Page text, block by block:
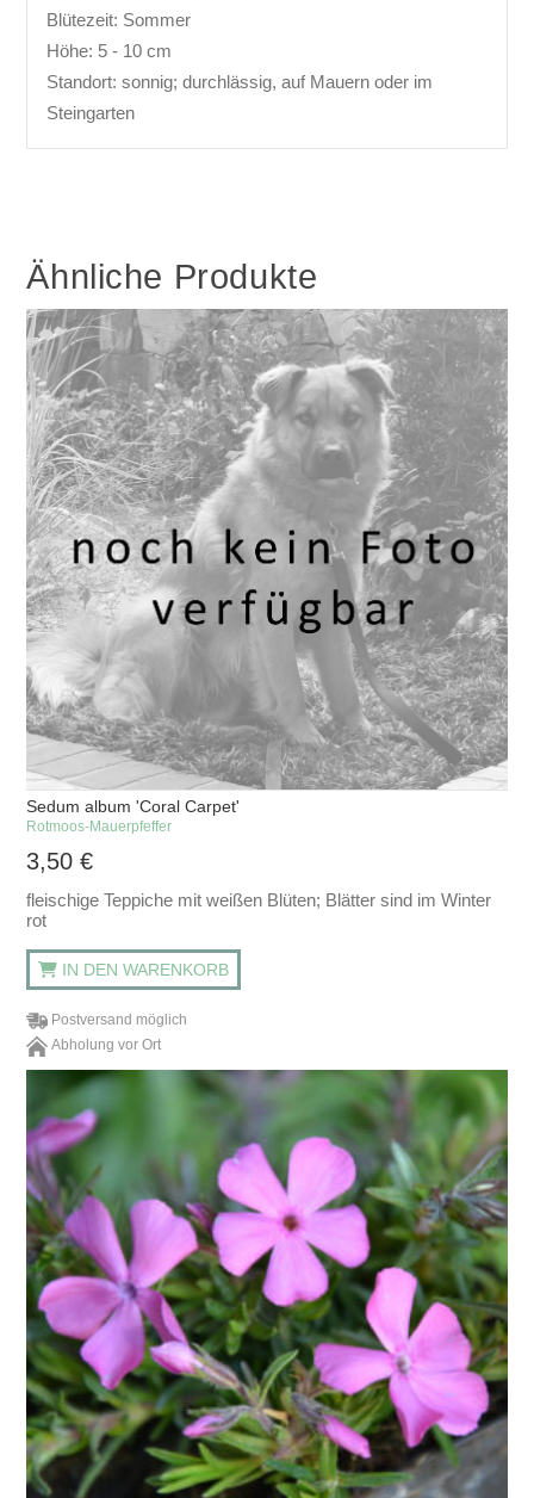
Blütezeit: Sommer
Höhe: 5 - 10 cm
Standort: sonnig; durchlässig, auf Mauern oder im
Steingarten
Ähnliche Produkte
Sedum album 'Coral Carpet'
Rotmoos-Mauerpfeffer
3,50€
fleischige Teppiche mit weißen Blüten; Blätter sind im Winter
rot
IN DEN WARENKORB
Postversand möglich
Abholung vor Ort